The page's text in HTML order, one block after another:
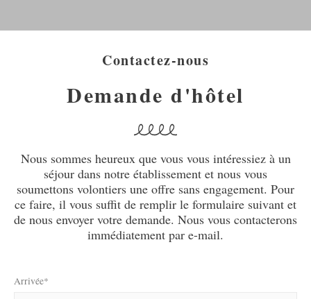
Contactez-nous
Demande d'hôtel
Nous sommes heureux que vous vous intéressiez à un
séjour dans notre établissement et nous vous
soumettons volontiers une offre sans engagement. Pour
ce faire, il vous suffit de remplir le formulaire suivant et
de nous envoyer votre demande. Nous vous contacterons
immédiatement par e-mail.
Arrivée*